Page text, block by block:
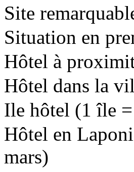
Site
Situation en
Hôtel à
Hôtel dans la
Ile hôtel (1 île
Hôtel en
mars)